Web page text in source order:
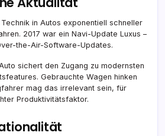
in Autos exponentiell schneller
2017 war ein Navi-Update Luxus –
the-Air-Software-Updates.
sichert den Zugang zu modernsten
Gebrauchte Wagen hinken
mag das irrelevant sein, für
Produktivitätsfaktor.